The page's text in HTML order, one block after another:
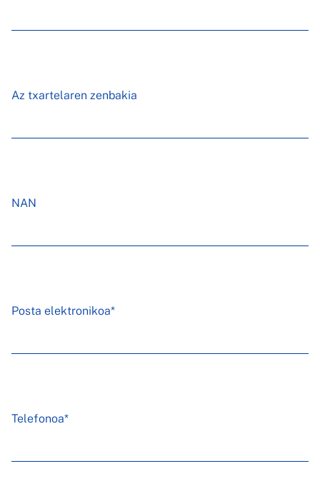
Az txartelaren zenbakia
NAN
Posta elektronikoa*
Telefonoa*